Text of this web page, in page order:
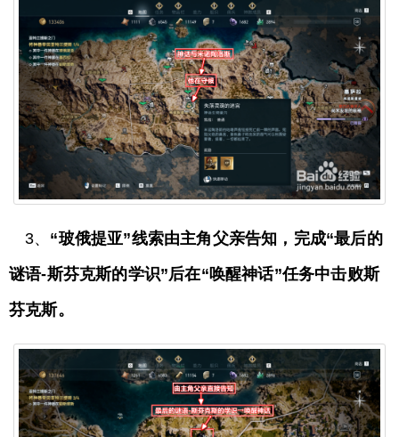
3、 “玻俄提亚”线索由主角父亲告知，完成“最后的
谜语-斯芬克斯的学识”后在“唤醒神话”任务中击败斯
芬克斯。